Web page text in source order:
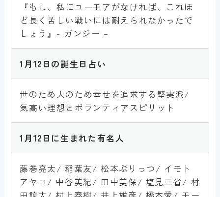
『もし、私にユーモアがなければ、これほ
ど長く苦しい戦いには耐えられなかったで
しょう』- ガンジー –
1月12日の誕生日占い
世のため人のため幸せを追求する堅実派/
気高い理想とボランティアスピリット
1月12日に生まれた有名人
藤巻亮太/ 稲葉友/ 松本ぷりっつ/ イモト
アヤコ/ 中谷美紀/ 田中美保/ 塩見三省/ 村